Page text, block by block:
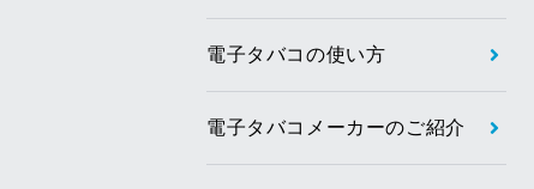
電子タバコの使い方
電子タバコメーカーのご紹介